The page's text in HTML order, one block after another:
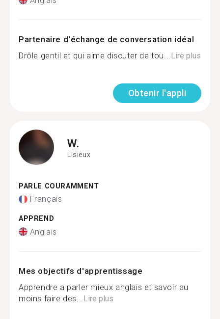
Partenaire d'échange de conversation idéal
Drôle gentil et qui aime discuter de tou... Lire plus
Obtenir l'appli
W.
Lisieux
PARLE COURAMMENT
Français
APPREND
Anglais
Mes objectifs d'apprentissage
Apprendre a parler mieux anglais et savoir au
moins faire des... Lire plus